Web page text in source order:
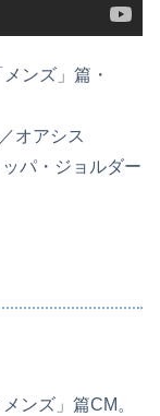
ンズ」篇・
オアシス
パ・ジョルダー
ンズ」篇CM。